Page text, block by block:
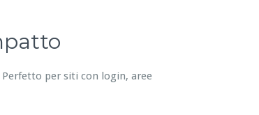
per siti con login, aree